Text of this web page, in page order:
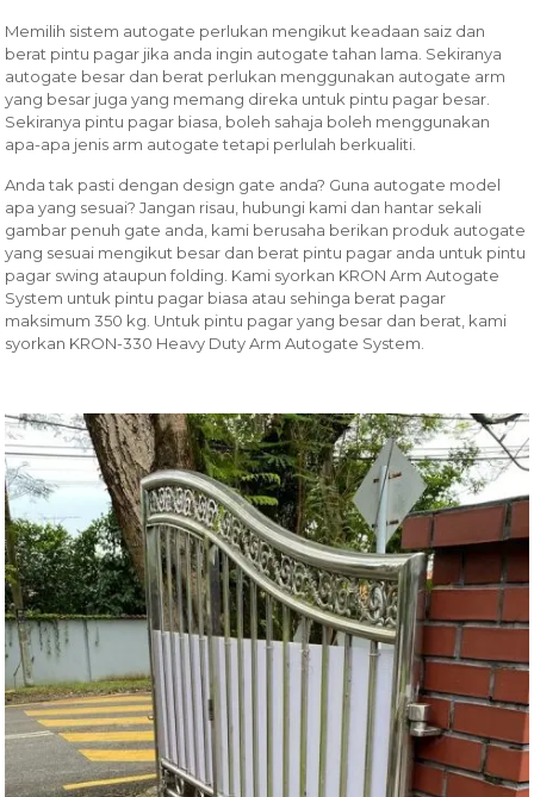
Memilih sistem autogate perlukan mengikut keadaan saiz dan
berat pintu pagar jika anda ingin autogate tahan lama. Sekiranya
autogate besar dan berat perlukan menggunakan autogate arm
yang besar juga yang memang direka untuk pintu pagar besar.
Sekiranya pintu pagar biasa, boleh sahaja boleh menggunakan
apa-apa jenis arm autogate tetapi perlulah berkualiti.
Anda tak pasti dengan design gate anda? Guna autogate model
apa yang sesuai? Jangan risau, hubungi kami dan hantar sekali
gambar penuh gate anda, kami berusaha berikan produk autogate
yang sesuai mengikut besar dan berat pintu pagar anda untuk pintu
pagar swing ataupun folding. Kami syorkan KRON Arm Autogate
System untuk pintu pagar biasa atau sehinga berat pagar
maksimum 350 kg. Untuk pintu pagar yang besar dan berat, kami
syorkan KRON-330 Heavy Duty Arm Autogate System.